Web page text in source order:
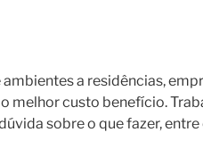
a residências,
melhor custo benefício.
sobre o que fazer,